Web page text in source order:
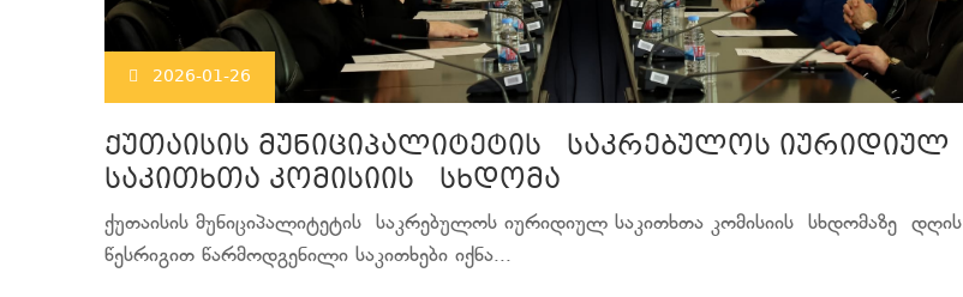
2026-01-26
ქუთაისის მუნიციპალიტეტის საკრებულოს იურიდიულ
საკითხთა კომისიის სხდომა
ქუთაისის მუნიციპალიტეტის საკრებულოს იურიდიულ საკითხთა კომისიის სხდომაზე დღის
წესრიგით წარმოდგენილი საკითხები იქნა...